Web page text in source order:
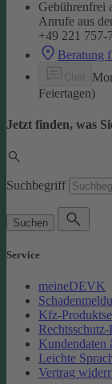
Gebührenfrei
Anrufe aus
+49 221 757-
Beratung
Feiertagen)
Jetzt finden, was
Suchbegriff
Suchen
Service
meineDEVK
Kfz-
Kundendaten
Leichte
Vertrag